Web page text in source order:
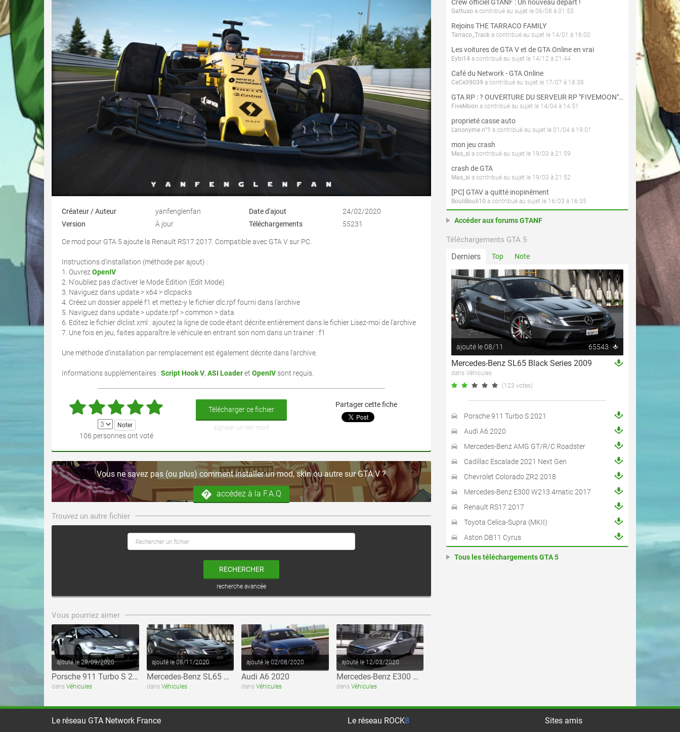
Créateur / Auteur yanfenglenfan Date d'ajout
24/02/2020
Version
À jour Téléchargements 55231
Ce mod pour GTA 5 ajoute la Renault RS17 2017. Compatible avec GTA V sur PC.
Instructions d'installation (méthode par ajout) :
1. OuvrezOpenIV
2. N'oubliez pas d'activer le Mode Édition (Edit Mode)
3. Naviguez dans update > x64 > dlcpacks
4. Créez un dossier appelé f1 et mettez-y le fichier dlc.rpf fourni dans l'archive
5. Naviguez dans update > update.rpf > common > data
6. Editez le fichier dlclist.xml : ajoutez la ligne de code étant décrite entièrement dans le fichier Lisez-moi de l'archive
7. Une fois en jeu, faites apparaître le véhicule en entrant son nom dans un trainer : f1
Une méthode d'installation par remplacement est également décrite dans l'archive.
Informations supplémentaires : Script Hook V, ASI Loaderet OpenIV sont requis.
106 personnes ont voté
Télécharger ce fichier
signaler un lien mort
Partager cette fiche
Vous ne savez pas (ou plus) comment installer un mod, skin ou autre sur GTA V ?
accédez à la F.A.Q
Trouvez un autre fichier
RECHERCHER
recherche avancée
Vous pourriez aimer
ajouté le 29/09/2020
Porsche 911 Turbo S 2021
dans Véhicules
ajouté le 08/11/2020
Mercedes-Benz SL65 Black Series 2009
dans Véhicules
ajouté le 02/08/2020
Audi A6 2020
dans Véhicules
ajouté le 12/03/2020
Mercedes-Benz E300 W213 4matic 2017
dans Véhicules
Crew officiel GTANF : Un nouveau départ !
Gattuso a contribué au sujet le 06/08 à 01:53
Rejoins THE TARRACO FAMILY
Tarraco_Track a contribué au sujet le 14/01 à 16:00
Les voitures de GTA V et de GTA Online en vrai
Eybi14 a contribué au sujet le 14/12 à 21:44
Café du Network - GTA Online
CeCe39039 a contribué au sujet le 17/07 à 18:38
GTA RP : ? OUVERTURE DU SERVEUR RP "FIVEMOON"  ACCÈS LIBRE ?
FiveMoon a contribué au sujet le 14/04 à 14:51
proprieté casse auto
L'anonyme n°1 a contribué au sujet le 01/04 à 19:01
mon jeu crash
Mas_si a contribué au sujet le 19/03 à 21:59
crash de GTA
Mas_si a contribué au sujet le 19/03 à 21:52
[PC] GTAV a quitté inopinément
BouliBouli10 a contribué au sujet le 16/03 à 16:35
Accéder aux forums GTANF
Téléchargements GTA 5
Derniers Top Note
ajouté le 08/11 65543
Mercedes-Benz SL65 Black Series 2009
dans Véhicules
(123 votes)
Porsche 911 Turbo S 2021
Audi A6 2020
Mercedes-Benz AMG GT/R/C Roadster
Cadillac Escalade 2021 Next Gen
Chevrolet Colorado ZR2 2018
Mercedes-Benz E300 W213 4matic 2017
Renault RS17 2017
Toyota Celica-Supra (MKII)
Aston DB11 Cyrus
Tous les téléchargements GTA 5
Le réseau GTA Network France Le réseau ROCK8 Sites amis